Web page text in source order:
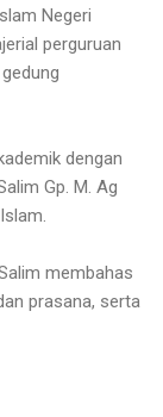
Negeri
perguruan
dengan
Gp. M. Ag
membahas
prasana, serta